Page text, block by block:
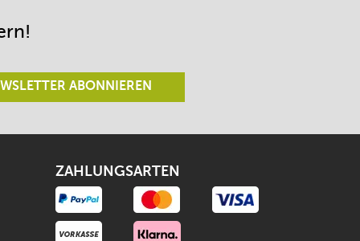
ABONNIEREN
ZAHLUNGSARTEN